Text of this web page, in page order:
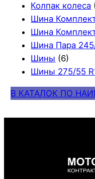
Колпак колеса
Шина
Шина
Шина Пара
Шины (6)
Шины 275/55
В КАТАЛОК ПО